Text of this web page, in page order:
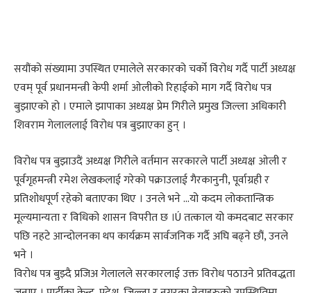
सयौंको संख्यामा उपस्थित एमालेले सरकारको चर्को विरोध गर्दै पार्टी अध्यक्ष
एवम् पूर्व प्रधानमन्त्री केपी शर्मा ओलीको रिहाईको माग गर्दै विरोध पत्र
बुझाएको हो । एमाले झापाका अध्यक्ष प्रेम गिरीले प्रमुख जिल्ला अधिकारी
शिवराम गेलाललाई विरोध पत्र बुझाएका हुन् ।
विरोध पत्र बुझाउदैं अध्यक्ष गिरीले वर्तमान सरकारले पार्टी अध्यक्ष ओली र
पूर्वगृहमन्त्री रमेश लेखकलाई गरेको पक्राउलाई गैरकानुनी, पूर्वाग्रही र
प्रतिशोधपूर्ण रहेको बताएका थिए । उनले भने …यो कदम लोकतान्त्रिक
मूल्यमान्यता र विधिको शासन विपरीत छ ।Ú तत्काल यो कमदबाट सरकार
पछि नहटे आन्दोलनका थप कार्यक्रम सार्वजनिक गर्दै अघि बढ्ने छौं, उनले
भने ।
विरोध पत्र बुझ्दै प्रजिअ गेलालले सरकारलाई उक्त विरोध पठाउने प्रतिवद्धता